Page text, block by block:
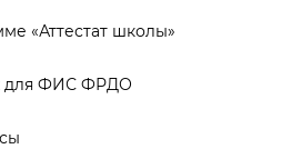
«Аттестат школы»
для ФИС ФРДО